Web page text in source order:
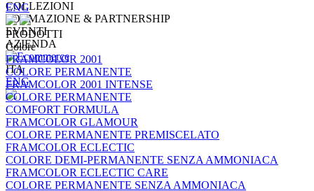
COLLEZIONI
FORMAZIONE & PARTNERSHIP
EVENTI
AZIENDA
ITA
ENG
ENG
PRODOTTI
Colore
FRAMCOLOR 2001
COLORE PERMANENTE
FRAMCOLOR 2001 INTENSE
COLORE PERMANENTE
COMFORT FORMULA
FRAMCOLOR GLAMOUR
COLORE PERMANENTE PREMISCELATO
FRAMCOLOR ECLECTIC
COLORE DEMI-PERMANENTE SENZA AMMONIACA
FRAMCOLOR ECLECTIC CARE
COLORE PERMANENTE SENZA AMMONIACA